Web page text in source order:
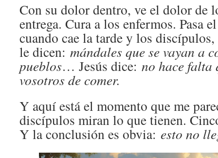
Con su dolor dentro, ve el dolor de
entrega. Cura a los enfermos. Pasa
cuando cae la tarde y los
le dicen: mándales que se vayan a
pueblos… Jesús dice: no hace falta
vosotros de comer.
Y aquí está el momento que me
discípulos miran lo que tienen.
Y la conclusión es obvia: esto no